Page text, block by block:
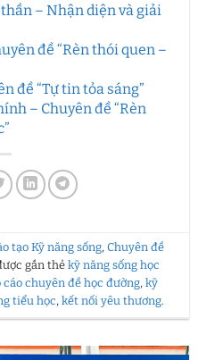
– Nhận diện và giải
đề “Rèn thói quen –
đề “Tự tin tỏa sáng”
– Chuyên đề “Rèn
tạo Kỹ năng sống, Chuyên đề
gắn thẻkỹ năng sống học
cáo chuyên đề học đường, kỹ
tiểu học, kết nối yêu thương.